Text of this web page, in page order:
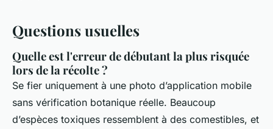
Questions usuelles
Quelle est l'erreur de débutant la plus risquée
lors de la récolte ?
Se fier uniquement à une photo d’application mobile
sans vérification botanique réelle. Beaucoup
d’espèces toxiques ressemblent à des comestibles, et